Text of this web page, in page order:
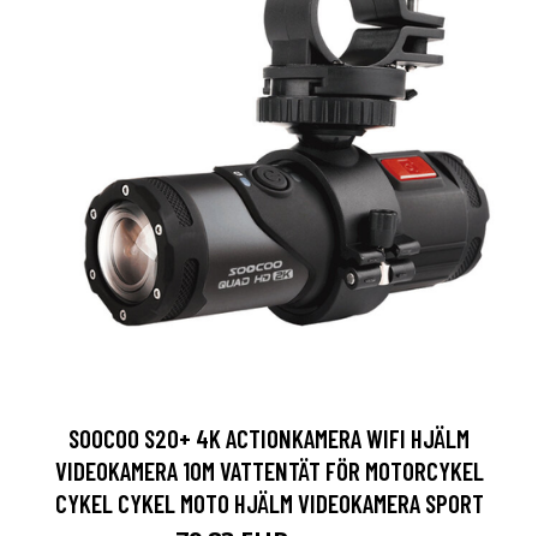
SOOCOO S20+ 4K ACTIONKAMERA WIFI HJÄLM
VIDEOKAMERA 10M VATTENTÄT FÖR MOTORCYKEL
CYKEL CYKEL MOTO HJÄLM VIDEOKAMERA SPORT